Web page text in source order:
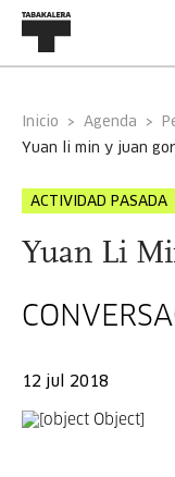
Inicio Agenda
yuan li min y juan
ACTIVIDAD PASADA
Yuan Li
12 jul 2018